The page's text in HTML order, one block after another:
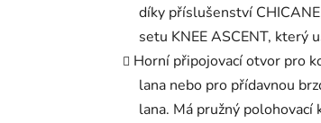
díky příslušenství
setu KNEE ASCENT, který
Horní připojovací otvor pro
lana nebo pro přídavnou
lana. Má pružný